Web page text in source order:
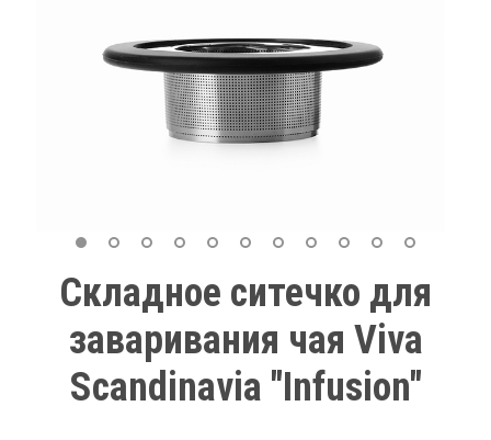
Складное ситечко для
заваривания чая Viva
Scandinavia "Infusion"